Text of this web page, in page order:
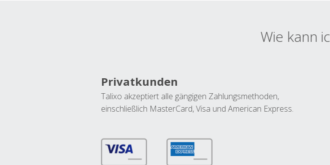
Wie kann
Privatkunden
Talixo akzeptiert alle gängigen Zahlungsmethoden,
einschließlich MasterCard, Visa und American Express.